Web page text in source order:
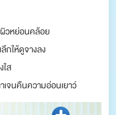
วหย่อนคล้อย
กให้ดูจางลง
ส
จนคืนความอ่อนเยาว์